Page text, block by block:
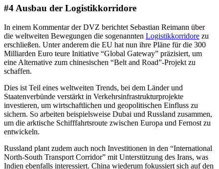
#4 Ausbau der Logistikkorridore
In einem Kommentar der DVZ berichtet Sebastian Reimann über
die weltweiten Bewegungen die sogenannten Logistikkorridore zu
erschließen. Unter anderem die EU hat nun ihre Pläne für die 300
Milliarden Euro teure Initiative “Global Gateway” präzisiert, um
eine Alternative zum chinesischen “Belt and Road”-Projekt zu
schaffen.
Dies ist Teil eines weltweiten Trends, bei dem Länder und
Staatenverbünde verstärkt in Verkehrsinfrastrukturprojekte
investieren, um wirtschaftlichen und geopolitischen Einfluss zu
sichern. So arbeiten beispielsweise Dubai und Russland zusammen,
um die arktische Schifffahrtsroute zwischen Europa und Fernost zu
entwickeln.
Russland plant zudem auch noch Investitionen in den “International
North-South Transport Corridor” mit Unterstützung des Irans, was
Indien ebenfalls interessiert. China wiederum fokussiert sich auf den